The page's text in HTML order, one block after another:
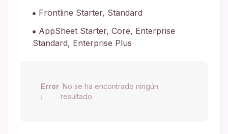
Frontline Starter, Standard
AppSheet Starter, Core, Enterprise
Standard, Enterprise Plus
Error
:
No se ha encontrado ningún
resultado